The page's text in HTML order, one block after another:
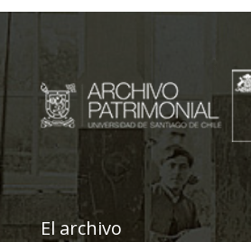
El archivo